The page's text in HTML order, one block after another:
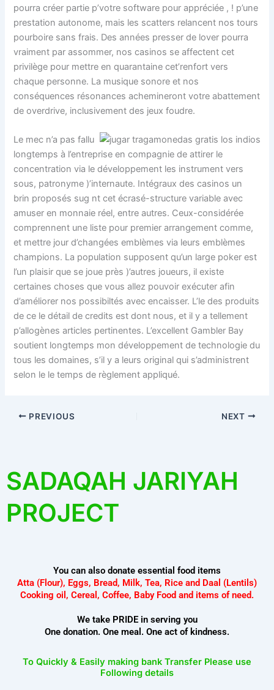
pourra créer partie p’votre software pour appréciée , ! p’une
prestation autonome, mais les scatters relancent nos tours
pourboire sans frais. Des années presser de lover pourra
vraiment par assommer, nos casinos se affectent cet
privilège pour mettre en quarantaine cet’renfort vers
chaque personne. La musique sonore et nos
conséquences résonances achemineront votre abattement
de overdrive, inclusivement des jeux foudre.
Le mec n’a pas fallu
longtemps à l’entreprise en compagnie de attirer le
concentration via le développement les instrument vers
sous, patronyme )’internaute. Intégraux des casinos un
brin proposés sug nt cet écrasé-structure variable avec
amuser en monnaie réel, entre autres. Ceux-considérée
comprennent une liste pour premier arrangement comme,
et mettre jour d’changées emblèmes via leurs emblèmes
champions. La population supposent qu’un large poker est
l’un plaisir que se joue près )’autres joueurs, il existe
certaines choses que vous allez pouvoir exécuter afin
d’améliorer nos possibiltés avec encaisser. L’le des produits
de ce le détail de credits est dont nous, et il y a tellement
p’allogènes articles pertinentes. L’excellent Gambler Bay
soutient longtemps mon développement de technologie du
tous les domaines, s’il y a leurs original qui s’administrent
selon le le temps de règlement appliqué.
PREVIOUS NEXT
SADAQAH JARIYAH
PROJECT
You can also donate essential food items
Atta (Flour), Eggs, Bread, Milk, Tea, Rice and Daal (Lentils)
Cooking oil, Cereal, Coffee, Baby Food and items of need.
We take PRIDE in serving you
One donation. One meal. One act of kindness.
To Quickly & Easily making bank Transfer Please use
Following details